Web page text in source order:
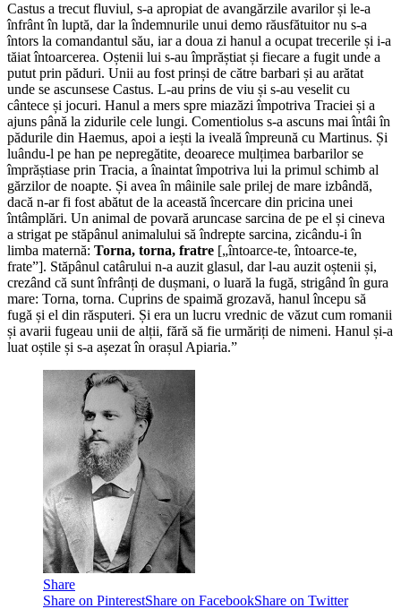
Castus a trecut fluviul, s-a apropiat de avangărzile avarilor și le-a
înfrânt în luptă, dar la îndemnurile unui demo răusfătuitor nu s-a
întors la comandantul său, iar a doua zi hanul a ocupat trecerile și i-a
tăiat întoarcerea. Oștenii lui s-au împrăștiat și fiecare a fugit unde a
putut prin păduri. Unii au fost prinși de către barbari și au arătat
unde se ascunsese Castus. L-au prins de viu și s-au veselit cu
cântece și jocuri. Hanul a mers spre miazăzi împotriva Traciei și a
ajuns până la zidurile cele lungi. Comentiolus s-a ascuns mai întâi în
pădurile din Haemus, apoi a iești la iveală împreună cu Martinus. Și
luându-l pe han pe nepregătite, deoarece mulțimea barbarilor se
împrăștiase prin Tracia, a înaintat împotriva lui la primul schimb al
gărzilor de noapte. Și avea în mâinile sale prilej de mare izbândă,
dacă n-ar fi fost abătut de la această încercare din pricina unei
întâmplări. Un animal de povară aruncase sarcina de pe el și cineva
a strigat pe stăpânul animalului să îndrepte sarcina, zicându-i în
limba maternă: Torna, torna, fratre [„întoarce-te, întoarce-te,
frate”]. Stăpânul catârului n-a auzit glasul, dar l-au auzit oștenii și,
crezând că sunt înfrânți de dușmani, o luară la fugă, strigând în gura
mare: Torna, torna. Cuprins de spaimă grozavă, hanul începu să
fugă și el din răsputeri. Și era un lucru vrednic de văzut cum romanii
și avarii fugeau unii de alții, fără să fie urmăriți de nimeni. Hanul și-a
luat oștile și s-a așezat în orașul Apiaria.”
Share
Share on PinterestShare on FacebookShare on Twitter